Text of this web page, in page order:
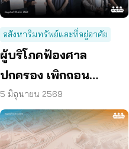
อสังหาริมทรัพย์และที่อยู่อาศัย
ผู้บริโภคฟ้องศาล
ปกครอง เพิกถอน
ผังเมืองรวม กทม. ฉบับ
ใหม่ เหตุกระทบสิทธิ –
คุณภาพชีวิต
5 มิถุนายน 2569